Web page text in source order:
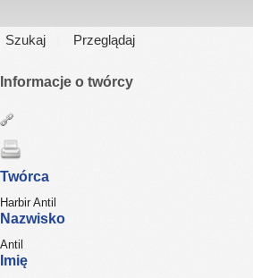
Szukaj Przeglądaj
Informacje o twórcy
Twórca
Harbir Antil
Nazwisko
Antil
Imię